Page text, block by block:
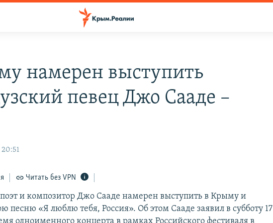
намерен выступить
певец Джо Сааде –
20:51
Читать без VPN
и композитор Джо Сааде намерен выступить в Крыму и
песню «Я люблю тебя, Россия». Об этом Сааде заявил в субботу 17